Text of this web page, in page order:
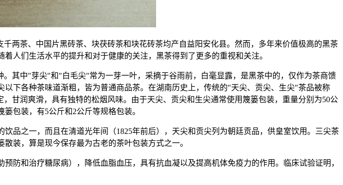
两茶、中国片黑砖茶、块茯砖茶和块花砖茶均产自益阳安化县。然而，多年来价值极高的黑茶
人们生活水平的提升和对于健康的关注，黑茶得到了更多的重视和关注。
其中"芽尖"和"白毛尖"常为一芽一叶，采摘于谷雨前，白毫显露，是黑茶中的，仅作为茶商馈
下各种茶味道渐粗，皆为普通商品茶。在湖南历史上，传统的"天尖、贡尖、生尖"茶品被称
甘润爽滑，具有独特的松烟风味。由于天尖、贡尖和生尖通常使用篾篓包装，重量分别为50公
包装，有5公斤和2公斤等规格包装。
品之一，而且在清道光年间（1825年前后），天尖和贡尖列为朝廷贡品，供皇室饮用。三尖茶
装，算是现今保存最为古老的茶叶包装方式之一。
防和治疗糖尿病），降低血脂血压，具有抗血凝以及提高机体免疫力的作用。临床试验证明，